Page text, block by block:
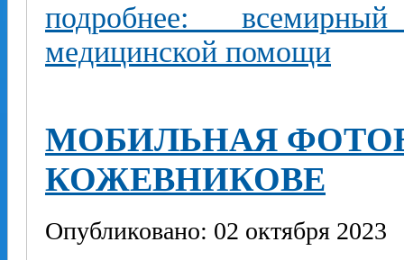
подробнее:
медицинской помощи
МОБИЛЬНАЯ
КОЖЕВНИКОВЕ
Опубликовано: 02 октября 2023